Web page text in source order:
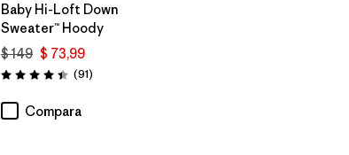
Baby Hi-Loft Down
Sweater™ Hoody
$ 149 $ 73,99
Valoración: 4.4 / 5
(91Comentarios
)
Compara